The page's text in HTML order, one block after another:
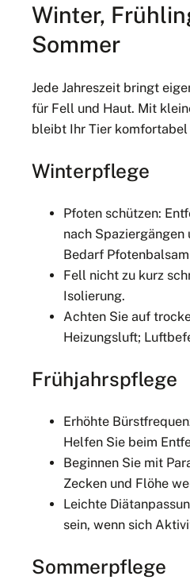
Winter,
Sommer
Jede Jahreszeit bringt
für Fell und Haut. Mit
bleibt Ihr Tier komfortabel
Winterpflege
Pfoten schützen:
nach Spaziergängen
Bedarf
Fell nicht zu kurz
Isolierung.
Achten Sie auf
Heizungsluft;
Frühjahrspflege
Erhöhte
Helfen Sie beim
Beginnen Sie mit
Zecken und Flöhe
Leichte
sein, wenn sich
Sommerpflege